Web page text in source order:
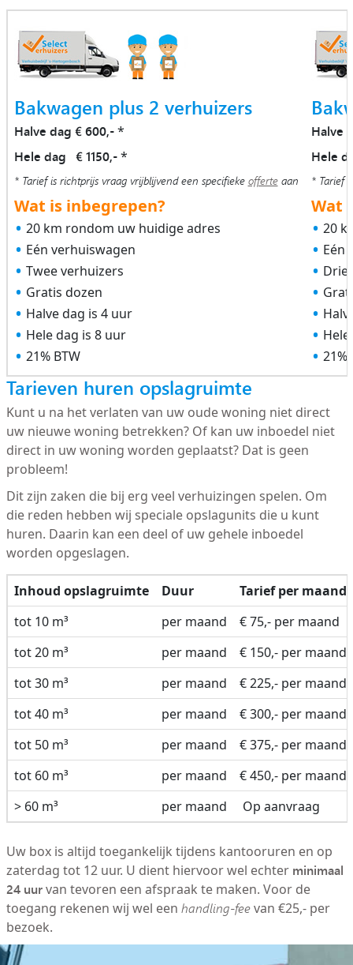
Bakwagen plus 2 verhuizers
Halve dag € 600,-*
Hele dag € 1150,-*
* Tarief is richtprijs vraag vrijblijvend een specifieke offerteaan
Wat is inbegrepen?
20 km rondom uw huidige adres
Eén verhuiswagen
Twee verhuizers
Gratis dozen
Halve dag is 4 uur
Hele dag is 8 uur
21% BTW
Halve
Hele
* Tarief
Wat
20
Eén
Drie
21%
Tarieven huren opslagruimte
Kunt u na het verlaten van uw oude woning niet direct
uw nieuwe woning betrekken? Of kan uw inboedel niet
direct in uw woning worden geplaatst? Dat is geen
probleem!
Dit zijn zaken die bij erg veel verhuizingen spelen. Om
die reden hebben wij speciale opslagunits die u kunt
huren. Daarin kan een deel of uw gehele inboedel
worden opgeslagen.
Inhoud opslagruimte Duur
Tarief per maand
tot 10 m³
per maand
€ 75,- per maand
tot 20 m³
per maand
€ 150,- per maand
tot 30 m³
per maand
€ 225,- per maand
tot 40 m³
per maand
€ 300,- per maand
tot 50 m³
per maand
€ 375,- per maand
tot 60 m³
per maand
€ 450,- per maand
> 60 m³
per maand Op aanvraag
Uw box is altijd toegankelijk tijdens kantooruren en op
zaterdag tot 12 uur. U dient hiervoor wel echter minimaal
24 uurvan tevoren een afspraak te maken. Voor de
toegang rekenen wij wel een handling-feevan €25,- per
bezoek.